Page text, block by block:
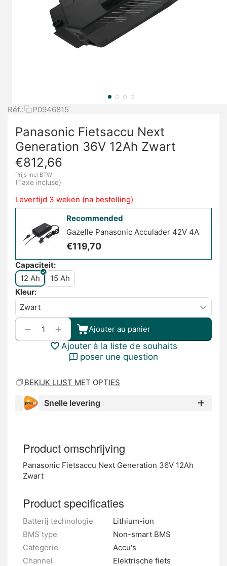
Réf.: P0946815
Panasonic Fietsaccu Next
Generation 36V 12Ah Zwart
€812,66
Prijs incl BTW
(Taxe incluse)
Levertijd 3 weken (na bestelling)
Recommended
Gazelle Panasonic Acculader 42V 4A
€119,70
Capaciteit:
12 Ah
15 Ah
Kleur:
+
− Ajouter au panier
Ajouter à la liste de souhaits
poser une question
BEKIJK LIJST MET OPTIES
Snelle levering
Product omschrijving
Panasonic Fietsaccu Next Generation 36V 12Ah
Zwart
Product specificaties
Batterij technologie
Lithium-ion
BMS type
Non-smart BMS
Categorie
Accu's
Channel
Elektrische fiets